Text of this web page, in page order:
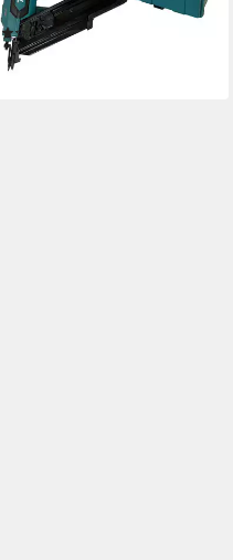
50-90 mm / D-Kopf-Nägel
(1)
699,00 €
lieferbar - in 2-3 Werktagen bei dir